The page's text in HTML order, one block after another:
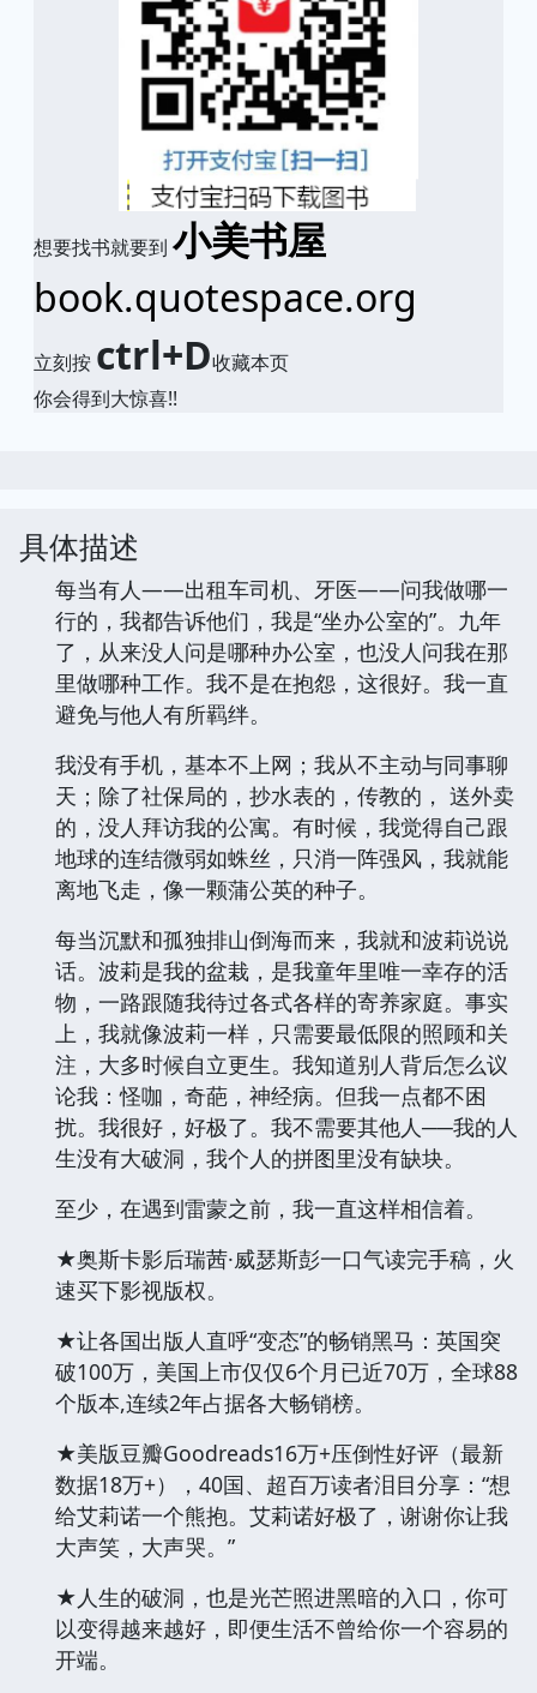
想要找书就要到 小美书屋
book.quotespace.org
立刻按 ctrl+D收藏本页
你会得到大惊喜!!
具体描述
每当有人——出租车司机、牙医——问我做哪一
行的，我都告诉他们，我是“坐办公室的”。九年
了，从来没人问是哪种办公室，也没人问我在那
里做哪种工作。我不是在抱怨，这很好。我一直
避免与他人有所羁绊。
我没有手机，基本不上网；我从不主动与同事聊
天；除了社保局的，抄水表的，传教的， 送外卖
的，没人拜访我的公寓。有时候，我觉得自己跟
地球的连结微弱如蛛丝，只消一阵强风，我就能
离地飞走，像一颗蒲公英的种子。
每当沉默和孤独排山倒海而来，我就和波莉说说
话。波莉是我的盆栽，是我童年里唯一幸存的活
物，一路跟随我待过各式各样的寄养家庭。事实
上，我就像波莉一样，只需要最低限的照顾和关
注，大多时候自立更生。我知道别人背后怎么议
论我：怪咖，奇葩，神经病。但我一点都不困
扰。我很好，好极了。我不需要其他人──我的人
生没有大破洞，我个人的拼图里没有缺块。
至少，在遇到雷蒙之前，我一直这样相信着。
★奥斯卡影后瑞茜·威瑟斯彭一口气读完手稿，火
速买下影视版权。
★让各国出版人直呼“变态”的畅销黑马：英国突
破100万，美国上市仅仅6个月已近70万，全球88
个版本,连续2年占据各大畅销榜。
★美版豆瓣Goodreads16万+压倒性好评（最新
数据18万+），40国、超百万读者泪目分享：“想
给艾莉诺一个熊抱。艾莉诺好极了，谢谢你让我
大声笑，大声哭。”
★人生的破洞，也是光芒照进黑暗的入口，你可
以变得越来越好，即便生活不曾给你一个容易的
开端。